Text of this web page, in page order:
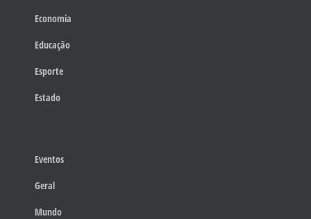
Economia
Educação
Esporte
Estado
Eventos
Geral
Mundo